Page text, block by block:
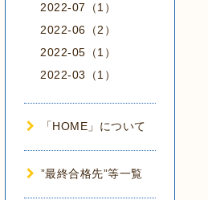
2022-07（1）
2022-06（2）
2022-05（1）
2022-03（1）
「HOME」について
”最終合格先”等一覧